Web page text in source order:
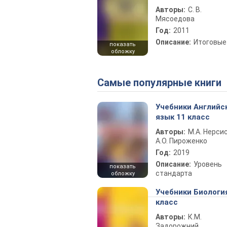
показать
обложку
Авторы: С. В.
Мясоедова
Год: 2011
Описание:
Самые популярные книги
показать
обложку
Учебники
язык 11 класс
Авторы: М.А.
А.О. Пироженко
Год: 2019
Описание: Уровень
стандарта
Учебники
класс
Авторы: К.М.